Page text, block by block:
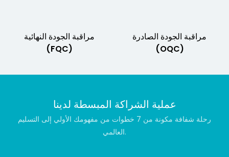
مراقبة الجودة النهائية
(FQC)
مراقبة الجودة الصادرة
(OQC)
عملية الشراكة المبسطة لدينا
رحلة شفافة مكونة من 7 خطوات من مفهومك الأولي إلى التسليم
العالمي.